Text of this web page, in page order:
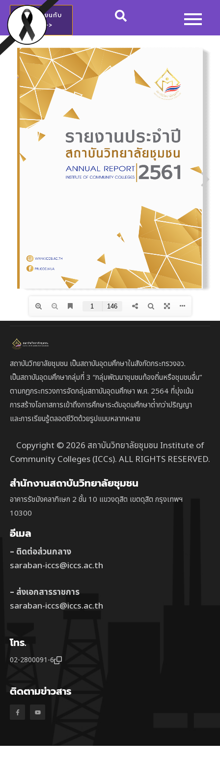
สมัครเรียนกับ
วชช.>>
สถาบันวิทยาลัยชุมชน เป็นสถาบันอุดมศึกษาในสังกัดกระทรวงอว.
เป็นสถาบันอุดมศึกษากลุ่มที่ 3 “กลุ่มพัฒนาชุมชนท้องถิ่นหรือชุมชนอื่น”
ตามกฎกระทรวงการจัดกลุ่มสถาบันอุดมศึกษา พ.ศ. 2564 ที่มุ่งเน้น
การสร้างโอกาสการเข้าถึงการศึกษาระดับอุดมศึกษาต่ํากว่าปริญญา
และการเรียนรู้ตลอดชีวิตด้วยรูปแบบหลากหลาย
Copyright © 2026 สถาบันวิทยาลัยชุมชน Institute of
Community Colleges (ICCs). ALL RIGHTS RESERVED.
สำนักงานสถาบันวิทยาลัยชุมชน
อาคารรัชมังคลาภิเษก 2 ชั้น 10 แขวงดุสิต เขตดุสิต กรุงเทพฯ
10300
อีเมล
– ติดต่อส่วนกลาง
saraban-iccs@iccs.ac.th
– ส่งเอกสารราชการ
saraban-iccs@iccs.ac.th
โทร.
02-2800091-6
ติดตามข่าวสาร